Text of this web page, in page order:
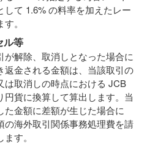
て 1.6% の料率を加えたレー
。
ル等
解除、取消しとなった場合に
返金される金額は、当該取引の
は取消しの時点における JCB
貨に換算して算出します。当
金額に差額が生じた場合に
の海外取引関係事務処理費を請
す。